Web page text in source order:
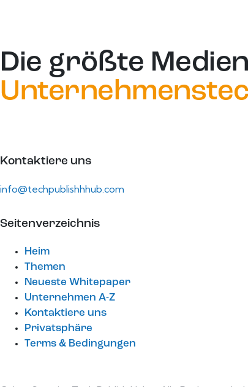
Die größte
Kontaktiere uns
info@techpublishhhub.com
Seitenverzeichnis
Heim
Themen
Neueste Whitepaper
Unternehmen A-Z
Kontaktiere uns
Privatsphäre
Terms & Bedingungen